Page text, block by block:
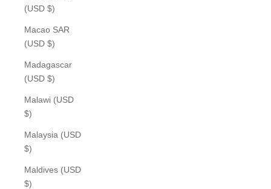
(USD $)
Macao SAR
(USD $)
Madagascar
(USD $)
Malawi (USD
$)
Malaysia (USD
$)
Maldives (USD
$)